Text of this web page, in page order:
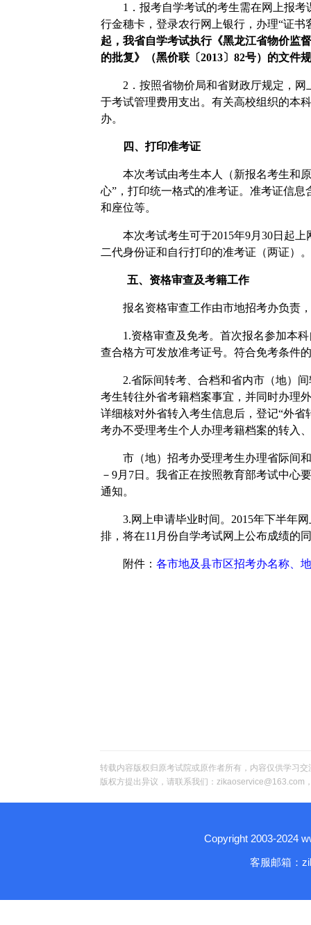
1 ．报考自学考试的考生需在网上报
行金穗卡，登录农行网上银行，办理“证
起，我省自学考试执行《黑龙江省物价监
的批复》（黑价联〔2013〕 82号）的文件
2 ．按照省物价局和省财政厅规定，
于考试管理费用支出。有关高校组织的本
办。
四、打印准考证
本次考试由考生本人（新报名考生和
心”，打印统一格式的准考证。准考证信
和座位等。
本次考试考生可于2015年9月 30日起上
二代身份证和自行打印的准考证（两证）。
五、资格审查及考籍工作
报名资格审查工作由市地招考办负责
1.资格审查及免考。首次报名参加本
查合格方可发放准考证号。符合免考条件
2.省际间转考、合档和省内市（地）
考生转往外省考籍档案事宜，并同时办理
详细核对外省转入考生信息后，登记“外
考办不受理考生个人办理考籍档案的转入
市（地）招考办受理考生办理省际间
－ 9月 7日。我省正在按照教育部考试中心
通知。
3.网上申请毕业时间。 2015年下半年
排，将在11 月份自学考试网上公布成绩的
附件： 各市地及县市区招考办名称、
转载内容版权归原考试院或原作者所有，内容仅供学习
版权方提出异议，请联系我们：zikaoservice@163.com
Copyright 2003-2024
客服邮箱：